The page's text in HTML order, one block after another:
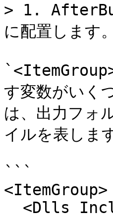
> 1.
に配置します。
す変数がいく
は、出力フ
イルを表しま
```
<ItemGroup>